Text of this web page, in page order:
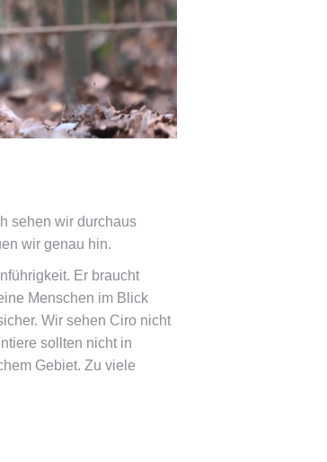
sehen wir durchaus
wir genau hin.
Er braucht
Menschen im Blick
Wir sehen Ciro nicht
sollten nicht in
Gebiet. Zu viele